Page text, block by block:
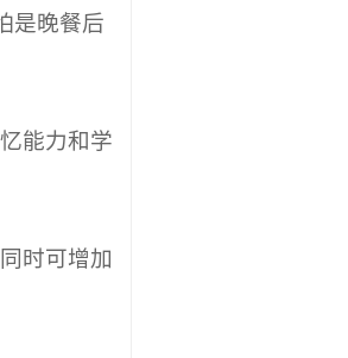
是晚餐后
能力和学
时可增加